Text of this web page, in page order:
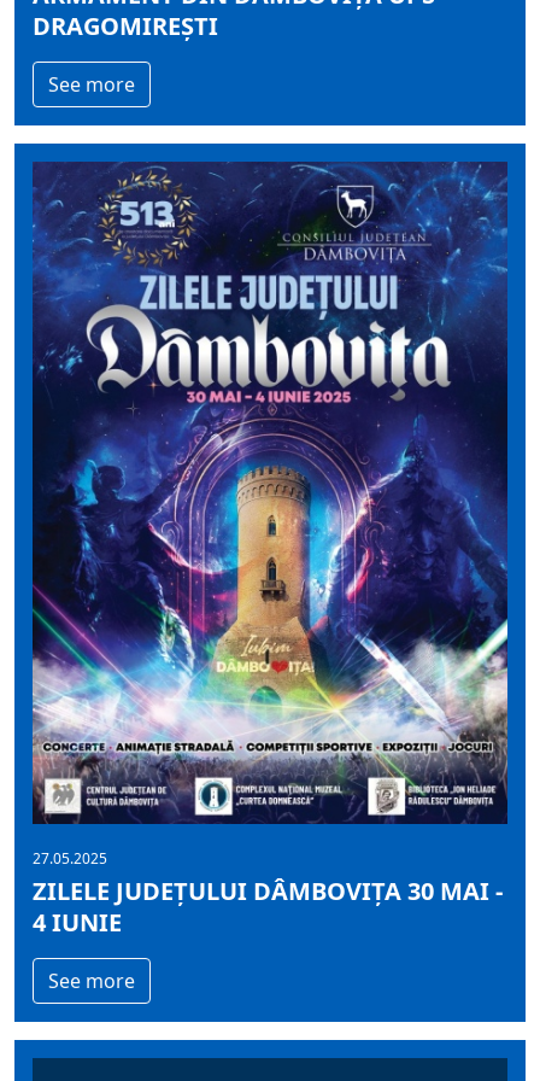
DRAGOMIREȘTI
See more
27.05.2025
ZILELE JUDEȚULUI DÂMBOVIȚA 30 MAI -
4 IUNIE
See more